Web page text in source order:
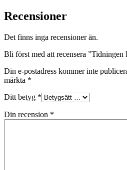
Recensioner
Det finns inga recensioner än.
Bli först med att recensera ”Tidningen
Din e-postadress kommer inte
märkta *
Ditt betyg *
Din recension *